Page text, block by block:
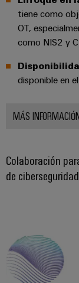
tiene como
OT,
como NIS2 y
disponible en
MÁS
Colaboración
de